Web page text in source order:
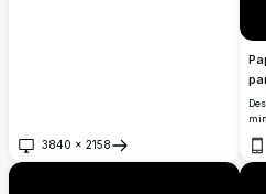
3840 × 2158
Abrir